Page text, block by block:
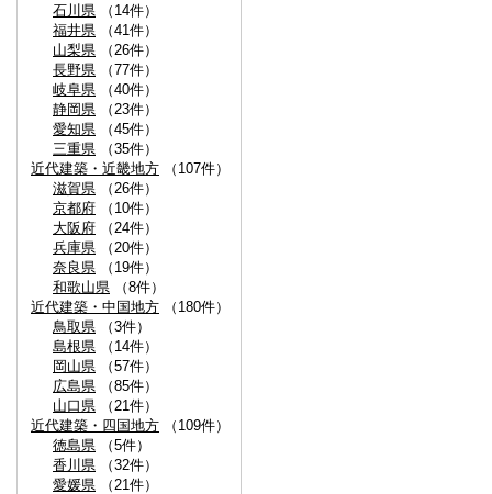
石川県 （14件）
福井県 （41件）
山梨県 （26件）
長野県 （77件）
岐阜県 （40件）
静岡県 （23件）
愛知県 （45件）
三重県 （35件）
近代建築・近畿地方 （107件）
滋賀県 （26件）
京都府 （10件）
大阪府 （24件）
兵庫県 （20件）
奈良県 （19件）
和歌山県 （8件）
近代建築・中国地方 （180件）
鳥取県 （3件）
島根県 （14件）
岡山県 （57件）
広島県 （85件）
山口県 （21件）
近代建築・四国地方 （109件）
徳島県 （5件）
香川県 （32件）
愛媛県 （21件）